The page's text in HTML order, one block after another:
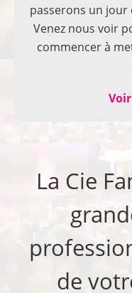
passerons un jour
Venez nous voir
commencer à
La Cie
de